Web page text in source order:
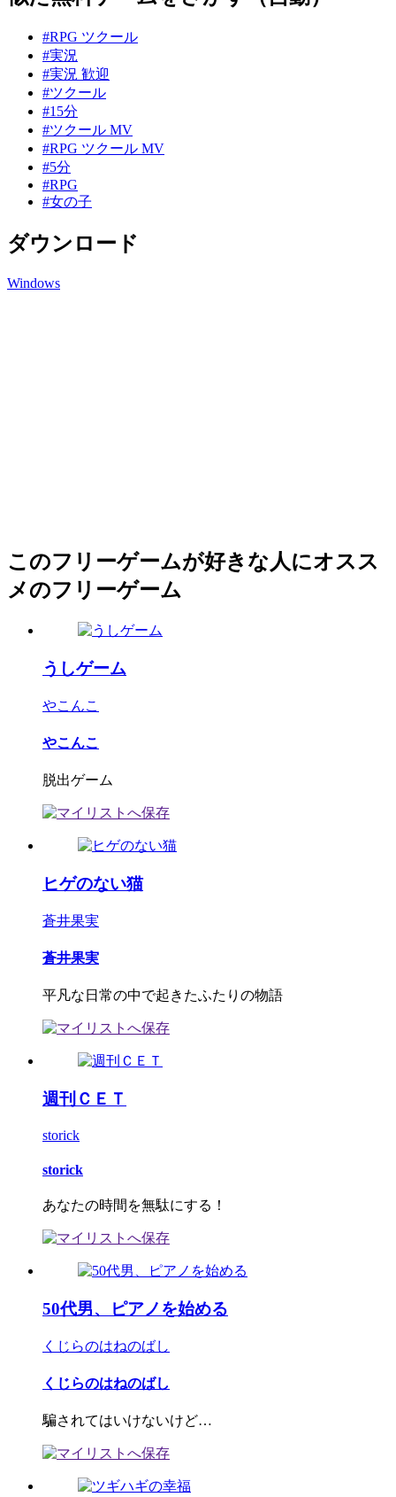
#RPG ツクール
#実況
#実況 歓迎
#ツクール
#15分
#ツクール MV
#RPG ツクール MV
#5分
#RPG
#女の子
ダウンロード
Windows
このフリーゲームが好きな人にオスス
メのフリーゲーム
うしゲーム
やこんこ
やこんこ
脱出ゲーム
ヒゲのない猫
蒼井果実
蒼井果実
平凡な日常の中で起きたふたりの物語
週刊ＣＥＴ
storick
storick
あなたの時間を無駄にする！
50代男、ピアノを始める
くじらのはねのばし
くじらのはねのばし
騙されてはいけないけど…